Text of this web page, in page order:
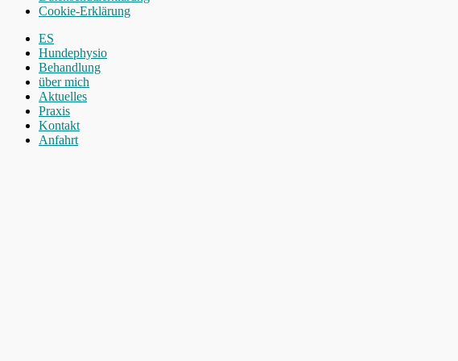
Cookie-Erklärung
Nach
oben
scrollen
ES
Hundephysio
Behandlung
über mich
Aktuelles
Praxis
Kontakt
Anfahrt